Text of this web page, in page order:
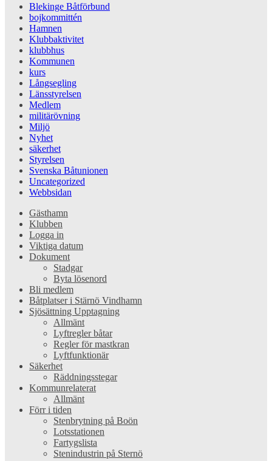
Blekinge Båtförbund
bojkommittén
Hamnen
Klubbaktivitet
klubbhus
Kommunen
kurs
Långsegling
Länsstyrelsen
Medlem
militärövning
Miljö
Nyhet
säkerhet
Styrelsen
Svenska Båtunionen
Uncategorized
Webbsidan
Gästhamn
Klubben
Logga in
Viktiga datum
Dokument
Stadgar
Byta lösenord
Bli medlem
Båtplatser i Stärnö Vindhamn
Sjösättning Upptagning
Allmänt
Lyftregler båtar
Regler för mastkran
Lyftfunktionär
Säkerhet
Räddningsstegar
Kommunrelaterat
Allmänt
Förr i tiden
Stenbrytning på Boön
Lotsstationen
Fartygslista
Stenindustrin på Sternö